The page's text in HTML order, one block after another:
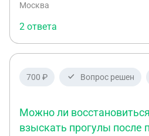
Москва
2 ответа
700 ₽ Вопрос решен
Можно ли
взыскать прогулы после